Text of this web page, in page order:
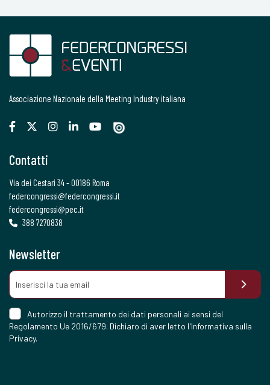
Associazione Nazionale della Meeting Industry italiana
Contatti
Via dei Cestari 34 - 00186 Roma
federcongressi@federcongressi.it
federcongressi@pec.it
388 7270838
Newsletter
Autorizzo il trattamento dei dati personali ai sensi del
Regolamento Ue 2016/679. Dichiaro di aver letto l'Informativa sulla
Privacy.